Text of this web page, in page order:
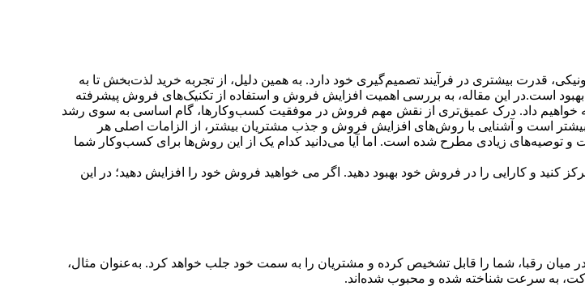
قدرت بیشتری در فرآیند تصمیم‌گیری خود دارد. به همین دلیل، از تجربه خرید لذت‌بخش تا به
است.در این مقاله، به بررسی اهمیت افزایش فروش و استفاده از تکنیک‌های فروش پیشرفته
خواهیم داد. درک عمیق‌تری از نقش مهم فروش در موفقیت کسب‌وکارها، گام اساسی به سوی رشد
است و آشنایی با روش‌های افزایش فروش و جذب مشتریان بیشتر، از الزامات اصلی هر
زیادی مطرح شده است. اما آیا می‌دانید کدام یک از این روش‌ها برای کسب‌و‌کار شما
کنید و کارایی را در فروش خود بهبود دهید. اگر می خواهید فروش خود را افزایش دهید؛ در این
میان رقبا، شما را قابل تشخیص کرده و مشتریان را به سمت خود جلب خواهد کرد. به‌عنوان مثال،
به سرعت شناخته شده و محبوب شده‌اند.